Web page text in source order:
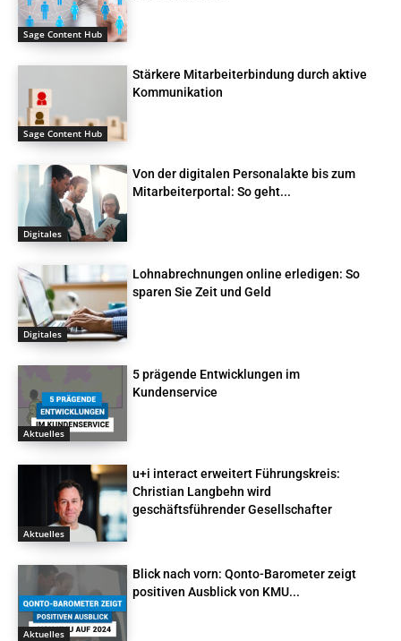
Sage Content Hub
Sage Content Hub
Stärkere Mitarbeiterbindung durch aktive
Kommunikation
Digitales
Von der digitalen Personalakte bis zum
Mitarbeiterportal: So geht...
Digitales
Lohnabrechnungen online erledigen: So
sparen Sie Zeit und Geld
Aktuelles
5 prägende Entwicklungen im
Kundenservice
Aktuelles
u+i interact erweitert Führungskreis:
Christian Langbehn wird
geschäftsführender Gesellschafter
Aktuelles
Blick nach vorn: Qonto-Barometer zeigt
positiven Ausblick von KMU...